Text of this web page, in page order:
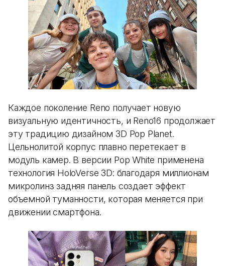
Каждое поколение Reno получает новую
визуальную идентичность, и Reno16 продолжает
эту традицию дизайном 3D Pop Planet.
Цельнолитой корпус плавно перетекает в
модуль камер. В версии Pop White применена
технология HoloVerse 3D: благодаря миллионам
микролинз задняя панель создает эффект
объемной туманности, которая меняется при
движении смартфона.